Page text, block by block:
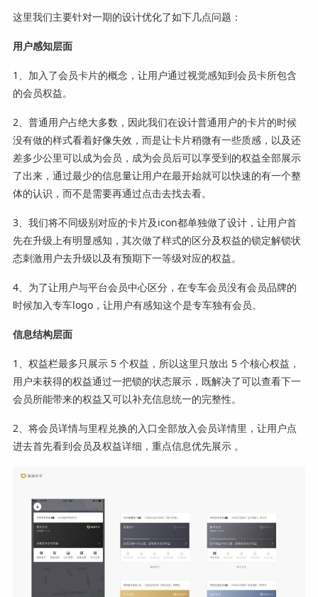
这里我们主要针对一期的设计优化了如下几点问题：
用户感知层面
1、加入了会员卡片的概念，让用户通过视觉感知到会员卡所包含
的会员权益。
2、普通用户占绝大多数，因此我们在设计普通用户的卡片的时候
没有做的样式看着好像失效，而是让卡片稍微有一些质感，以及还
差多少公里可以成为会员，成为会员后可以享受到的权益全部展示
了出来，通过最少的信息量让用户在最开始就可以快速的有一个整
体的认识，而不是需要再通过点击去找去看。
3、我们将不同级别对应的卡片及icon都单独做了设计，让用户首
先在升级上有明显感知，其次做了样式的区分及权益的锁定解锁状
态刺激用户去升级以及有预期下一等级对应的权益。
4、为了让用户与平台会员中心区分，在专车会员没有会员品牌的
时候加入专车logo，让用户有感知这个是专车独有会员。
信息结构层面
1、权益栏最多只展示 5 个权益，所以这里只放出 5 个核心权益，
用户未获得的权益通过一把锁的状态展示，既解决了可以查看下一
会员所能带来的权益又可以补充信息统一的完整性。
2、将会员详情与里程兑换的入口全部放入会员详情里，让用户点
进去首先看到会员及权益详细，重点信息优先展示 。